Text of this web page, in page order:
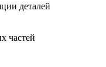
деталей
частей